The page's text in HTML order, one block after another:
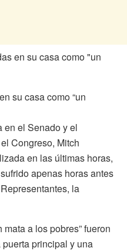
su casa como “un
en el Senado y el
Congreso, Mitch
en las últimas horas,
apenas horas antes
la
mata a los pobres” fueron
principal y una